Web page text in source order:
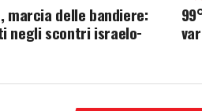
marcia delle bandiere:
negli scontri israelo-